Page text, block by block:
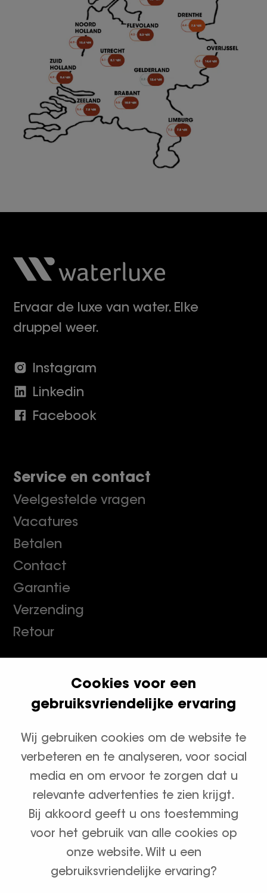
Ervaar de luxe van water. Elke
druppel weer.
Instagram
Linkedin
Facebook
Service en contact
Veelgestelde vragen
Vacatures
Betalen
Contact
Garantie
Verzending
Retour
Klanten geven ons een 9.8
Productcategorieën
Waterontharders
Zout en onderhoud
Algemene voorwaarden Privacybeleid
Cookies voor een
gebruiksvriendelijke ervaring
Wij gebruiken cookies om de website te
verbeteren en te analyseren, voor social
media en om ervoor te zorgen dat u
relevante advertenties te zien krijgt.
Bij akkoord geeft u ons toestemming
voor het gebruik van alle cookies op
onze website. Wilt u een
gebruiksvriendelijke ervaring?